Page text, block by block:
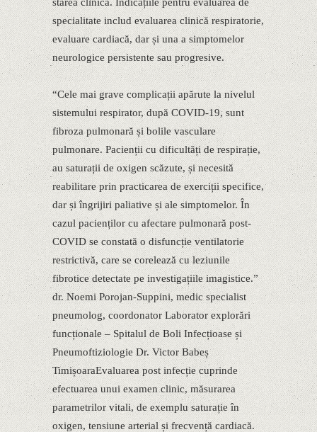
specialitate includ evaluarea clinică respiratorie,
evaluare cardiacă, dar și una a simptomelor
neurologice persistente sau progresive.
“Cele mai grave complicații apărute la nivelul
sistemului respirator, după COVID-19, sunt
fibroza pulmonară și bolile vasculare
pulmonare. Pacienții cu dificultăți de respirație,
au saturații de oxigen scăzute, și necesită
reabilitare prin practicarea de exerciții specifice,
dar și îngrijiri paliative și ale simptomelor. În
cazul pacienților cu afectare pulmonară post-
COVID se constată o disfuncție ventilatorie
restrictivă, care se corelează cu leziunile
fibrotice detectate pe investigațiile imagistice.”
dr. Noemi Porojan-Suppini, medic specialist
pneumolog, coordonator Laborator explorări
funcționale – Spitalul de Boli Infecțioase și
Pneumoftiziologie Dr. Victor Babeș
TimișoaraEvaluarea post infecție cuprinde
efectuarea unui examen clinic, măsurarea
parametrilor vitali, de exemplu saturație în
oxigen, tensiune arterial și frecvență cardiacă.